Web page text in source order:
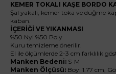
KEMER TOKALI KAŞE BORDO
Şal yakalı, kemer toka ve düğme
kaban.
İÇERİĞİ VE YIKANMASI
%50 Nyl %50 Poly
Kuru temizleme önerilir.
El ile ölçümlerde 2-3 cm farklılık
Manken Bedeni: S-M
Manken Ölçüsü: Boy: 1.77 cm,